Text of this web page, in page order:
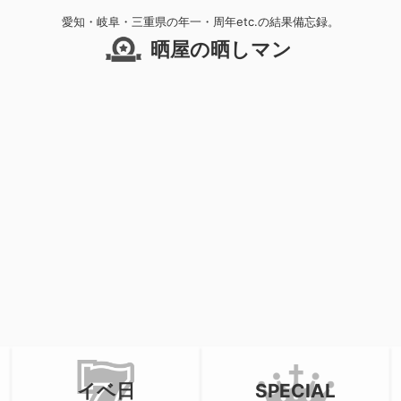
愛知・岐阜・三重県の年一・周年etc.の結果備忘録。
晒屋の晒しマン
イベ日 SPECIAL